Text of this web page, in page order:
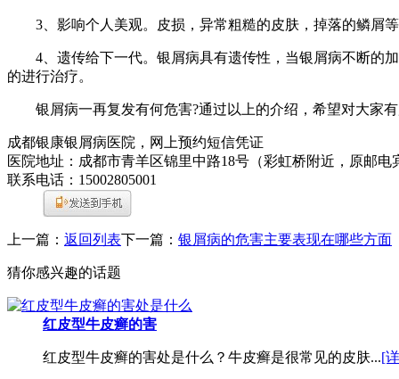
3、影响个人美观。皮损，异常粗糙的皮肤，掉落的鳞屑等
4、遗传给下一代。银屑病具有遗传性，当银屑病不断的加
的进行治疗。
银屑病一再复发有何危害?通过以上的介绍，希望对大家有
成都银康银屑病医院，网上预约短信凭证
医院地址：成都市青羊区锦里中路18号（彩虹桥附近，原邮电
联系电话：15002805001
上一篇： 返回列表下一篇： 银屑病的危害主要表现在哪些方面
猜你感兴趣的话题
红皮型牛皮癣的害
红皮型牛皮癣的害处是什么？牛皮癣是很常见的皮肤...[